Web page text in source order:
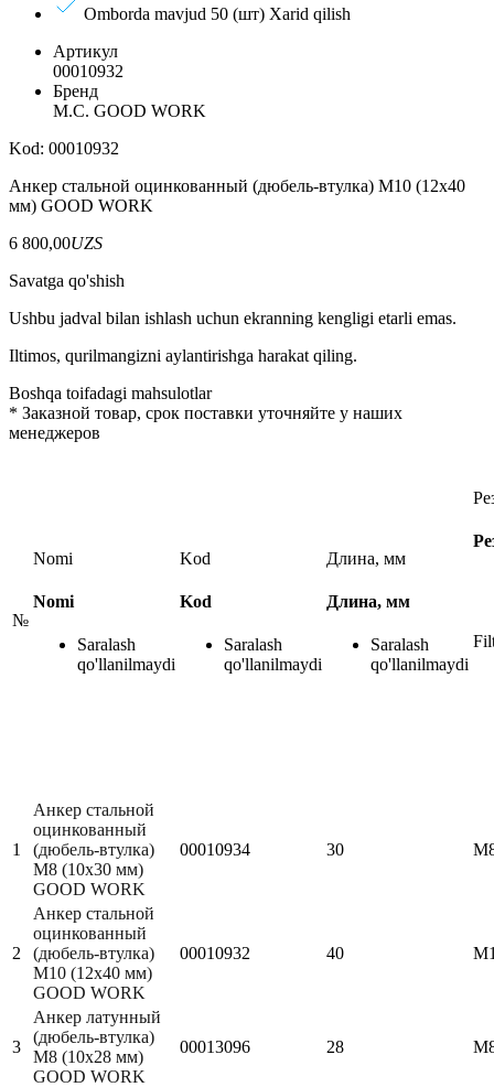
Omborda mavjud 50 (шт) Xarid qilish
Артикул
00010932
Бренд
M.С. GOOD WORK
Kod: 00010932
Анкер стальной оцинкованный (дюбель-втулка) М10 (12х40
мм) GOOD WORK
6 800,00UZS
Savatga qo'shish
Ushbu jadval bilan ishlash uchun ekranning kengligi etarli emas.
Iltimos, qurilmangizni aylantirishga harakat qiling.
Boshqa toifadagi mahsulotlar
* Заказной товар, срок поставки уточняйте у наших
менеджеров
№
Nomi
Nomi
Saralash
qo'llanilmaydi
Kod
Kod
Saralash
qo'llanilmaydi
Длина, мм
Длина, мм
Saralash
qo'llanilmaydi
1
Анкер стальной
оцинкованный
(дюбель-втулка)
М8 (10х30 мм)
GOOD WORK
00010934 30
2
Анкер стальной
оцинкованный
(дюбель-втулка)
М10 (12х40 мм)
GOOD WORK
00010932 40
3
Анкер латунный
(дюбель-втулка)
М8 (10х28 мм)
GOOD WORK
00013096 28